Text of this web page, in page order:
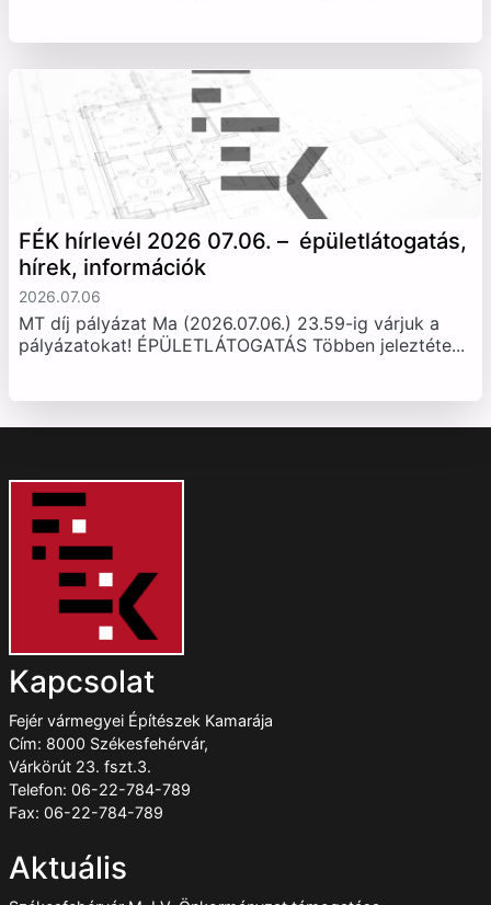
FÉK hírlevél 2026 07.06. – épületlátogatás,
hírek, információk
2026.07.06
MT díj pályázat Ma (2026.07.06.) 23.59-ig várjuk a
pályázatokat! ÉPÜLETLÁTOGATÁS Többen jeleztéte...
Kapcsolat
Fejér vármegyei Építészek Kamarája
Cím: 8000 Székesfehérvár,
Várkörút 23. fszt.3.
Telefon: 06-22-784-789
Fax: 06-22-784-789
Aktuális